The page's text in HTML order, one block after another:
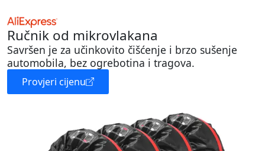
Ručnik od mikrovlakana
Savršen je za učinkovito čišćenje i brzo sušenje
automobila, bez ogrebotina i tragova.
Provjeri cijenu